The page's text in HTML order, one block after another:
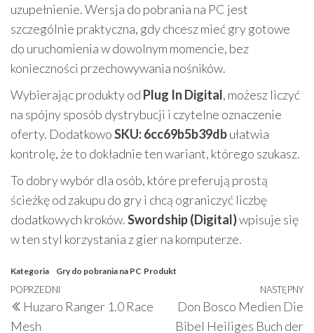
uzupełnienie. Wersja do pobrania na PC jest
szczególnie praktyczna, gdy chcesz mieć gry gotowe
do uruchomienia w dowolnym momencie, bez
konieczności przechowywania nośników.
Wybierając produkty od Plug In Digital, możesz liczyć
na spójny sposób dystrybucji i czytelne oznaczenie
oferty. DodatkowoSKU: 6cc69b5b39dbułatwia
kontrolę, że to dokładnie ten wariant, którego szukasz.
To dobry wybór dla osób, które preferują prostą
ścieżkę od zakupu do gry i chcą ograniczyć liczbę
dodatkowych kroków.Swordship (Digital)wpisuje się
w ten styl korzystania z gier na komputerze.
Kategoria Gry do pobrania na PC Produkt
Nawigacja
wpisu
Poprzedni
wpis
POPRZEDNI
Huzaro Ranger 1.0 Race
Mesh
NASTĘPNY
Don Bosco Medien Die
Bibel Heiliges Buch der